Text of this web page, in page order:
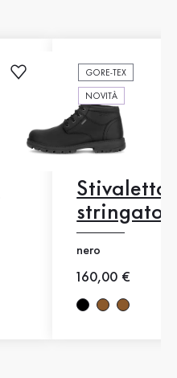
GORE-TEX
NOVITÀ
Stivaletto
stringato
nero
Nuovo prezzo
160,00 €